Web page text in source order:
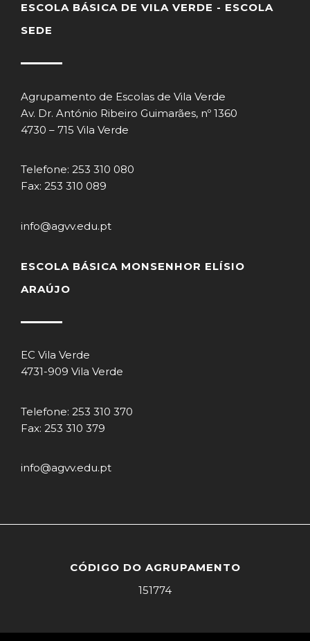
ESCOLA BÁSICA DE VILA VERDE - ESCOLA
SEDE
Agrupamento de Escolas de Vila Verde
Av. Dr. António Ribeiro Guimarães, nº 1360
4730 – 715 Vila Verde
Telefone: 253 310 080
Fax: 253 310 089
info@agvv.edu.pt
ESCOLA BÁSICA MONSENHOR ELÍSIO
ARAÚJO
EC Vila Verde
4731-909 Vila Verde
Telefone: 253 310 370
Fax: 253 310 379
info@agvv.edu.pt
CÓDIGO DO AGRUPAMENTO
151774